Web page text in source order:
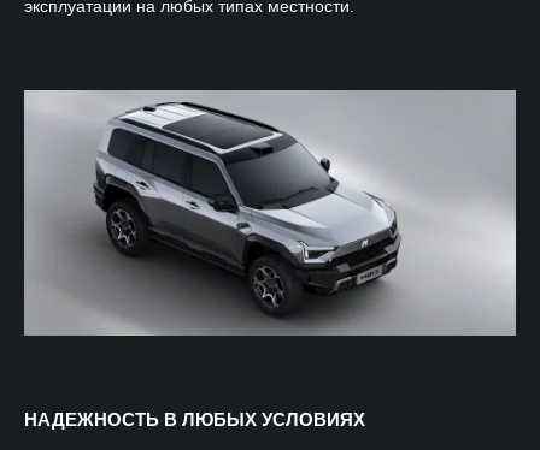
эксплуатации на любых типах местности.
НАДЕЖНОСТЬ В ЛЮБЫХ УСЛОВИЯХ